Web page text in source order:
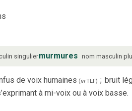
singuliermurmures nom masculin
de voix humaines (inTLF) ; bruit
à mi-voix ou à voix basse.